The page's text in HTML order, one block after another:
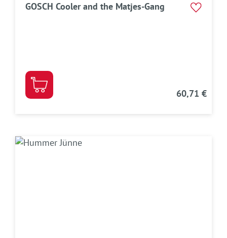
GOSCH Cooler and the Matjes-Gang
60,71 €